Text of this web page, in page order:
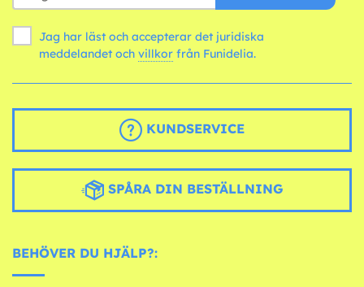
Jag har läst och accepterar det juridiska
meddelandet och villkor från Funidelia.
KUNDSERVICE
SPÅRA DIN BESTÄLLNING
BEHÖVER DU HJÄLP?: